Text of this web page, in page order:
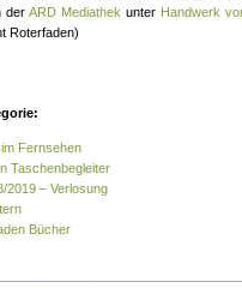
der ARD Mediathek unter Handwerk
Roterfaden)
Fernsehen
Taschenbegleiter
2019 – Verlosung
Bücher